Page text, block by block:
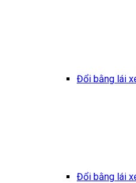
Đổi bằng lái
Đổi bằng lái